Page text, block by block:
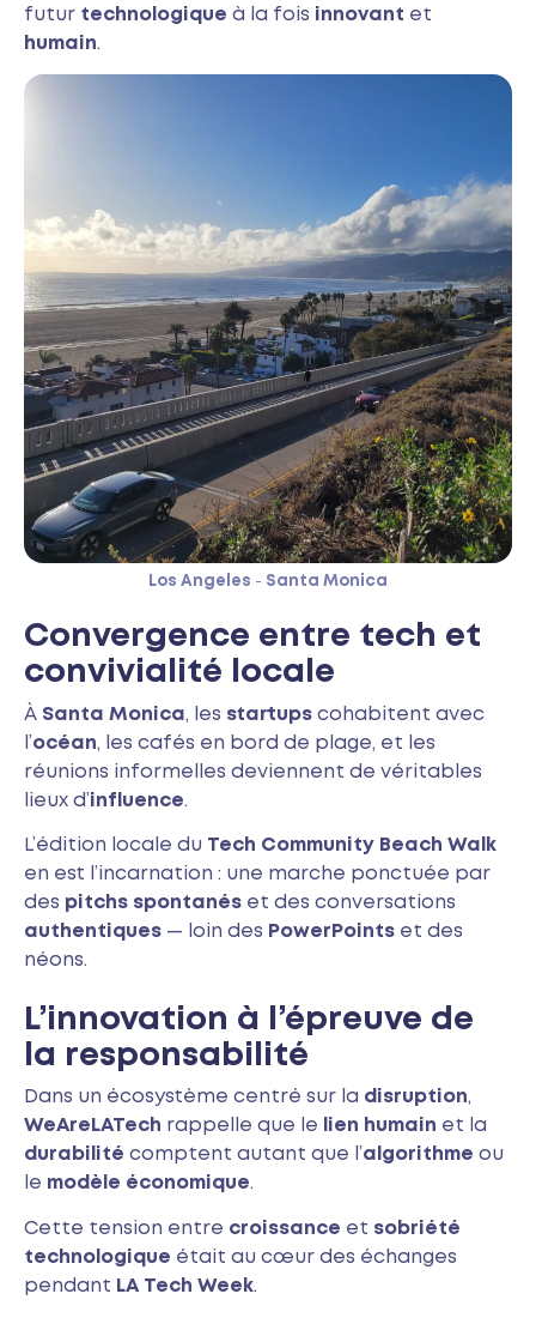
futur technologique à la fois innovant et
humain.
Los Angeles - Santa Monica
Convergence entre tech et
convivialité locale
À Santa Monica, les startups cohabitent avec
l’océan, les cafés en bord de plage, et les
réunions informelles deviennent de véritables
lieux d’influence.
L’édition locale du Tech Community Beach Walk
en est l’incarnation : une marche ponctuée par
des pitchs spontanés et des conversations
authentiques — loin des PowerPoints et des
néons.
L’innovation à l’épreuve de
la responsabilité
Dans un écosystème centré sur la disruption,
WeAreLATech rappelle que le lien humain et la
durabilité comptent autant que l’algorithme ou
le modèle économique.
Cette tension entre croissance et sobriété
technologique était au cœur des échanges
pendant LA Tech Week.